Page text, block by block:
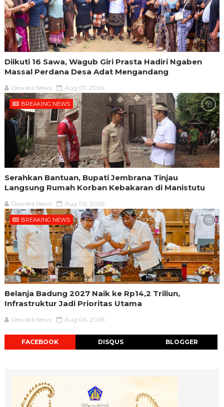
Diikuti 16 Sawa, Wagub Giri Prasta Hadiri Ngaben
Massal Perdana Desa Adat Mengandang
Dewata News Aug 07, 2026
BREAKING NEWS
Serahkan Bantuan, Bupati Jembrana Tinjau
Langsung Rumah Korban Kebakaran di Manistutu
Dewata News Aug 06, 2026
BREAKING NEWS
Belanja Badung 2027 Naik ke Rp14,2 Triliun,
Infrastruktur Jadi Prioritas Utama
Dewata News Aug 06, 2026
FACEBOOK DISQUS BLOGGER